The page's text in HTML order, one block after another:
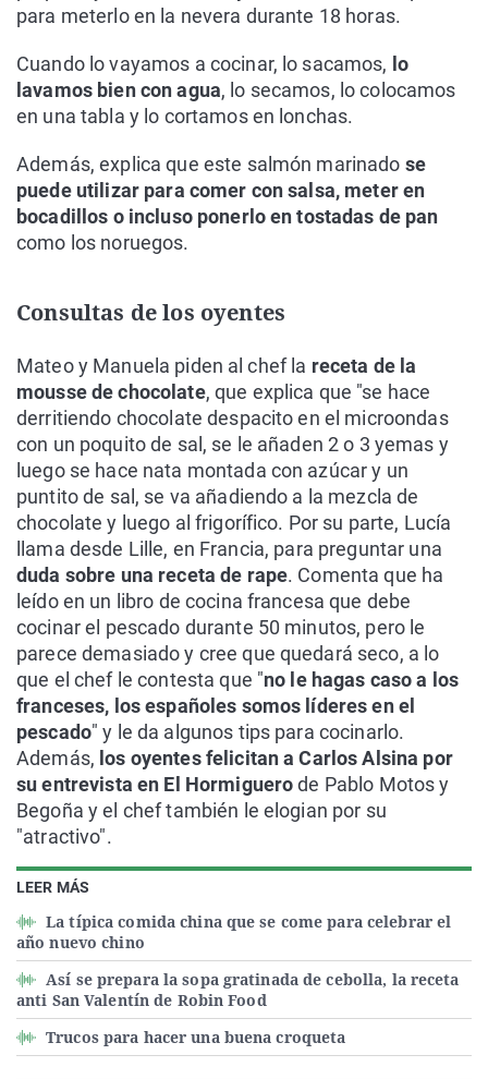
LEER MÁS
La típica comida china que se come para celebrar el
año nuevo chino
Así se prepara la sopa gratinada de cebolla, la receta
anti San Valentín de Robin Food
Trucos para hacer una buena croqueta
para meterlo en la nevera durante 18 horas.
Cuando lo vayamos a cocinar, lo sacamos, lo
lavamos bien con agua, lo secamos, lo colocamos
en una tabla y lo cortamos en lonchas.
Además, explica que este salmón marinado se
puede utilizar para comer con salsa, meter en
bocadillos o incluso ponerlo en tostadas de pan
como los noruegos.
Consultas de los oyentes
Mateo y Manuela piden al chef la receta de la
mousse de chocolate, que explica que "se hace
derritiendo chocolate despacito en el microondas
con un poquito de sal, se le añaden 2 o 3 yemas y
luego se hace nata montada con azúcar y un
puntito de sal, se va añadiendo a la mezcla de
chocolate y luego al frigorífico. Por su parte, Lucía
llama desde Lille, en Francia, para preguntar una
duda sobre una receta de rape. Comenta que ha
leído en un libro de cocina francesa que debe
cocinar el pescado durante 50 minutos, pero le
parece demasiado y cree que quedará seco, a lo
que el chef le contesta que "no le hagas caso a los
franceses, los españoles somos líderes en el
pescado" y le da algunos tips para cocinarlo.
Además, los oyentes felicitan a Carlos Alsina por
su entrevista en El Hormiguerode Pablo Motos y
Begoña y el chef también le elogian por su
"atractivo".